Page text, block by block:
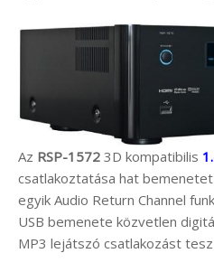
Az RSP-1572 3D kompatibilis
csatlakoztatása hat
egyik Audio Return Channel
USB bemenete közvetlen
MP3 lejátszó csatlakozást